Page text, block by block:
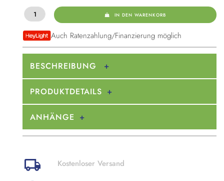
IN DEN WARENKORB
Auch Ratenzahlung/Finanzierung möglich
BESCHREIBUNG
PRODUKTDETAILS
ANHÄNGE
Kostenloser Versand